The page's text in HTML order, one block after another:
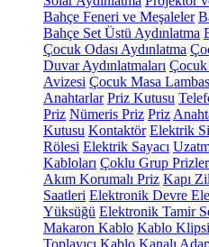
Bahçe Feneri ve Meşaleler
Bahçe Set Üstü Aydınlatma
Çocuk Odası Aydınlatma
Duvar Aydınlatmaları Çocuk
Avizesi Çocuk Masa
Anahtarlar Priz Kutusu
Priz Nümeris Priz Priz
Kutusu Kontaktör Elektrik
Rölesi Elektrik Sayacı
Kabloları Çoklu Grup
Akım Korumalı Priz Kapı
Saatleri Elektronik Devre
Yüksüğü Elektronik Tamir
Makaron Kablo Kablo Klipsi
Toplayıcı Kablo Kanalı